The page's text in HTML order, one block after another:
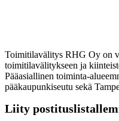
Toimitilavälitys RHG Oy on
toimitilavälitykseen ja
Pääasiallinen toiminta-
pääkaupunkiseutu sekä
Liity